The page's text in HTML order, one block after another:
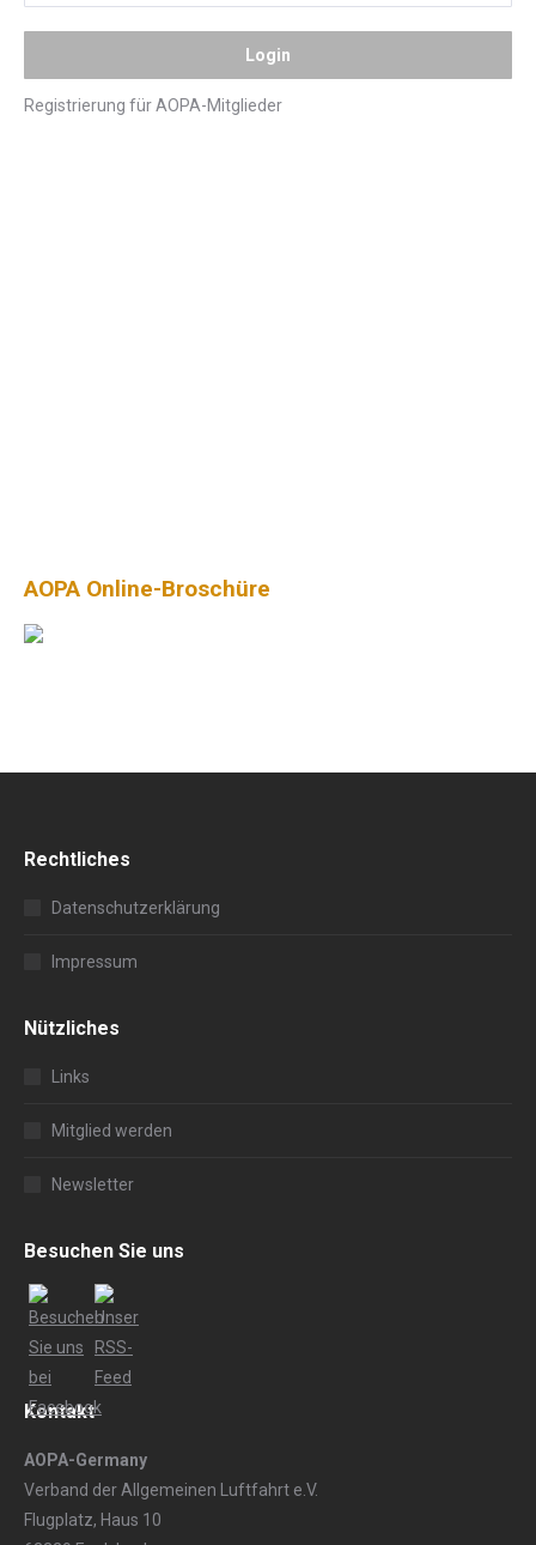
Registrierung für AOPA-Mitglieder
AOPA Online-Broschüre
Rechtliches
Datenschutzerklärung
Impressum
Nützliches
Links
Mitglied werden
Newsletter
Besuchen Sie uns
Kontakt
AOPA-Germany
Verband der Allgemeinen Luftfahrt e.V.
Flugplatz, Haus 10